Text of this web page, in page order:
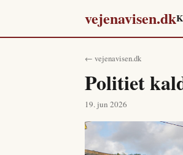
vejenavisen.dk
← vejenavisen.dk
Politiet
19. jun 2026